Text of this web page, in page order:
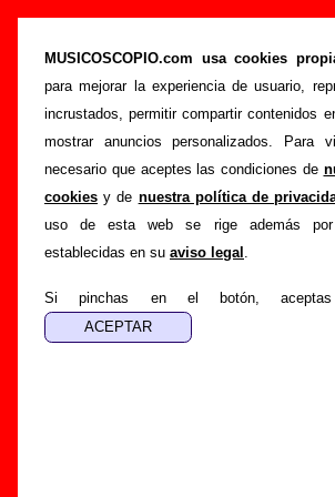
MUSICOSCOPIO.com usa cookies
para mejorar la experiencia de usuario,
incrustados, permitir compartir contenidos
mostrar anuncios personalizados. Para
necesario que aceptes las condiciones de
cookies y de nuestra política de
uso de esta web se rige además por
establecidas en su aviso legal .
Si pinchas en el botón,
Los Planetas - Añadir o
Portada >Los Planetas >Añadir
Si tienes información adicional,
información o corregir la existente
formulario o escribiendo
guialven@musicoscopio.com.
colaboración.
Nombre: